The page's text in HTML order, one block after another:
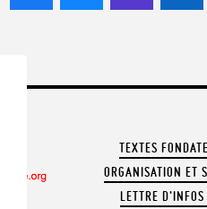
TEXTES
ORGANISATION ET
LETTRE D'INFOS